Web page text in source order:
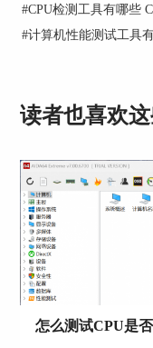
哦！
#CPU检测工具有哪些
#计算机性能测试工具
读者也喜欢
怎么测试CPU是